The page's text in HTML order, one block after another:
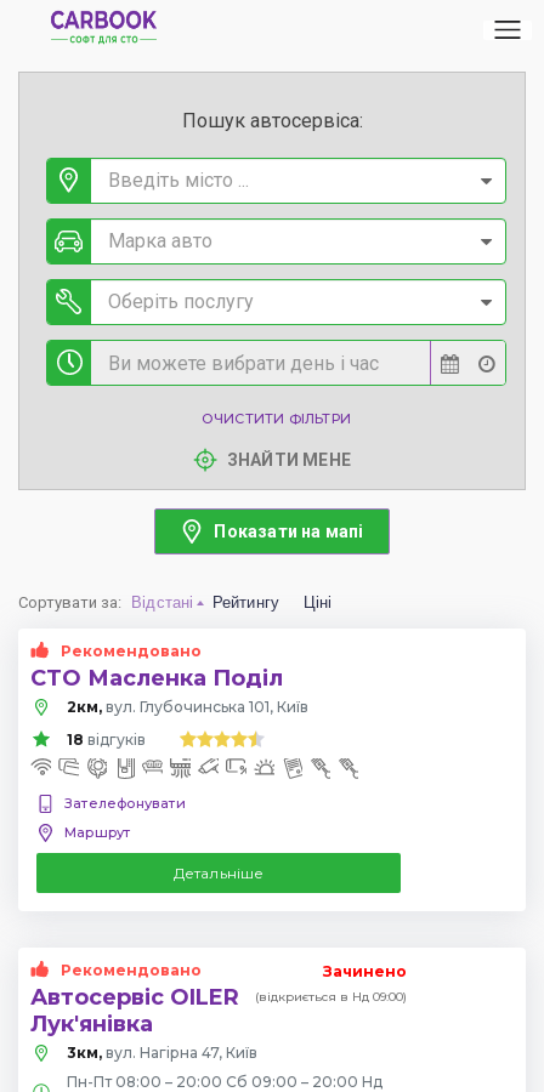
Пошук автосервіса:
Введіть місто ...
Марка авто
Оберіть послугу
ОЧИСТИТИ ФІЛЬТРИ
ЗНАЙТИ МЕНЕ
Показати на мапі
Сортувати за: Відстані Рейтингу Ціні
Рекомендовано
СТО Масленка Поділ
2км, вул. Глубочинська 101, Київ
18 відгуків
Зателефонувати
Маршрут
Детальніше
Рекомендовано
Автосервіс OILER
Лук'янівка
Зачинено
(відкриється в Нд 09:00)
3км, вул. Нагірна 47, Київ
Пн-Пт 08:00 – 20:00 Сб 09:00 – 20:00 Нд